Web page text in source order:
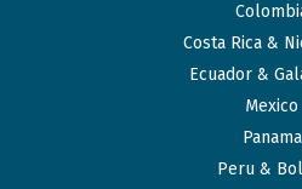
Costa Rica &
Ecuador &
Mexico
Panama
Peru &